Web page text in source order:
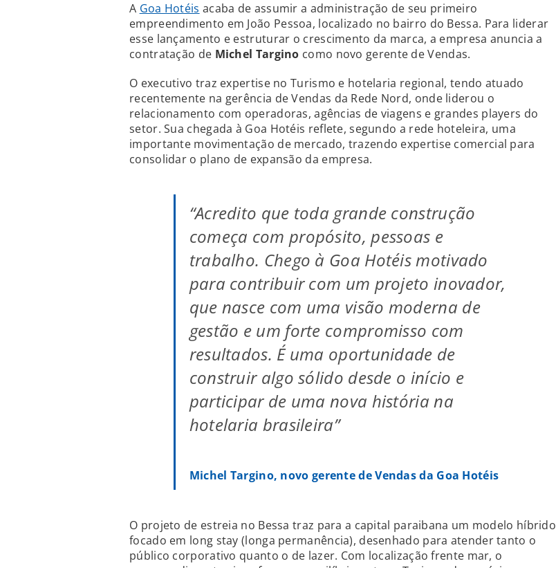
A Goa Hotéis acaba de assumir a administração de seu primeiro
empreendimento em João Pessoa, localizado no bairro do Bessa. Para liderar
esse lançamento e estruturar o crescimento da marca, a empresa anuncia a
contratação de Michel Targino como novo gerente de Vendas.
O executivo traz expertise no Turismo e hotelaria regional, tendo atuado
recentemente na gerência de Vendas da Rede Nord, onde liderou o
relacionamento com operadoras, agências de viagens e grandes players do
setor. Sua chegada à Goa Hotéis reflete, segundo a rede hoteleira, uma
importante movimentação de mercado, trazendo expertise comercial para
consolidar o plano de expansão da empresa.
“Acredito que toda grande construção
começa com propósito, pessoas e
trabalho. Chego à Goa Hotéis motivado
para contribuir com um projeto inovador,
que nasce com uma visão moderna de
gestão e um forte compromisso com
resultados. É uma oportunidade de
construir algo sólido desde o início e
participar de uma nova história na
hotelaria brasileira”
Michel Targino, novo gerente de Vendas da Goa Hotéis
O projeto de estreia no Bessa traz para a capital paraibana um modelo híbrido
focado em long stay (longa permanência), desenhado para atender tanto o
público corporativo quanto o de lazer. Com localização frente mar, o